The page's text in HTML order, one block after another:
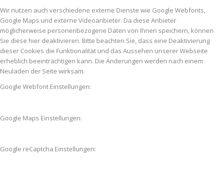
Wir nutzen auch verschiedene externe Dienste wie Google Webfonts,
Google Maps und externe Videoanbieter. Da diese Anbieter
möglicherweise personenbezogene Daten von Ihnen speichern, können
Sie diese hier deaktivieren. Bitte beachten Sie, dass eine Deaktivierung
dieser Cookies die Funktionalität und das Aussehen unserer Webseite
erheblich beeinträchtigen kann. Die Änderungen werden nach einem
Neuladen der Seite wirksam.
Google Webfont Einstellungen:
Google Maps Einstellungen:
Google reCaptcha Einstellungen: